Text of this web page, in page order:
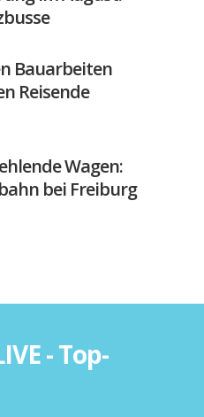
Bauarbeiten
Reisende
Wagen:
bei Freiburg
- Top-